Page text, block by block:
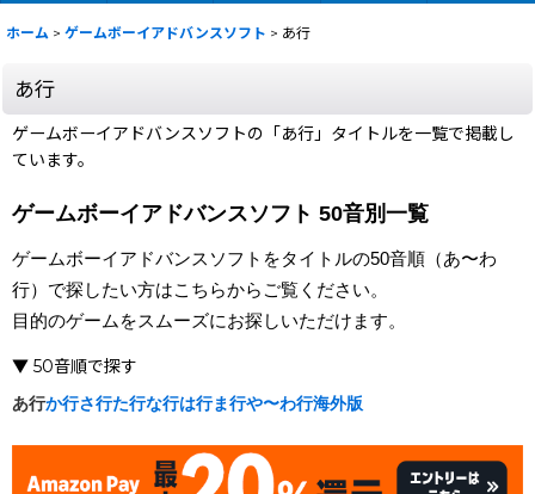
ホーム > ゲームボーイアドバンスソフト > あ行
あ行
ゲームボーイアドバンスソフトの「あ行」タイトルを一覧で掲載し
ています。
ゲームボーイアドバンスソフト 50音別一覧
ゲームボーイアドバンスソフトをタイトルの50音順（あ〜わ
行）で探したい方はこちらからご覧ください。
目的のゲームをスムーズにお探しいただけます。
▼ 50音順で探す
あ行か行さ行た行な行は行ま行や〜わ行海外版